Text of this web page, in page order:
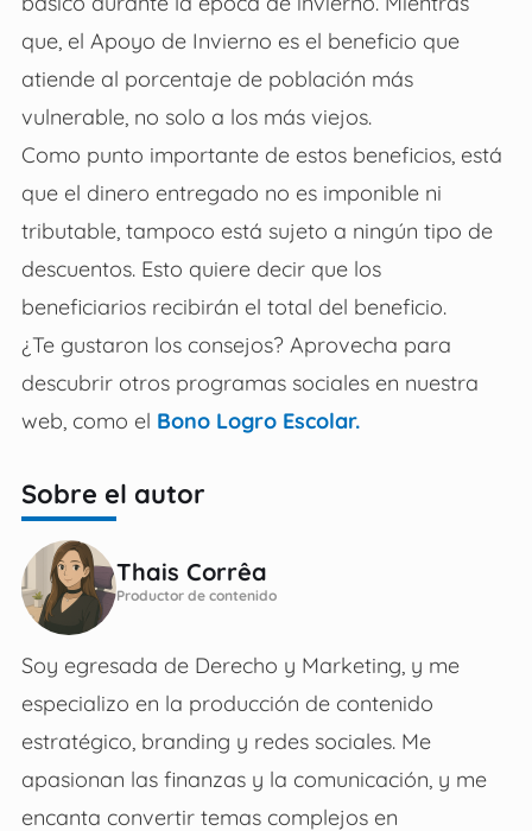
que, el Apoyo de Invierno es el beneficio que
atiende al porcentaje de población más
vulnerable, no solo a los más viejos.
Como punto importante de estos beneficios, está
que el dinero entregado no es imponible ni
tributable, tampoco está sujeto a ningún tipo de
descuentos. Esto quiere decir que los
beneficiarios recibirán el total del beneficio.
¿Te gustaron los consejos? Aprovecha para
descubrir otros programas sociales en nuestra
web, como el Bono Logro Escolar.
Sobre el autor
Thais Corrêa
Productor de contenido
Soy egresada de Derecho y Marketing, y me
especializo en la producción de contenido
estratégico, branding y redes sociales. Me
apasionan las finanzas y la comunicación, y me
encanta convertir temas complejos en